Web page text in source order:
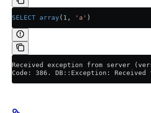
SELECT array( 1 , 'a' )
Received exception from server
Code: 386. DB::Exception: